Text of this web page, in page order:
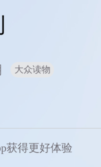
大众读物
获得更好体验